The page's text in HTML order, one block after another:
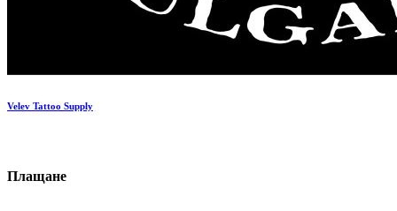
Velev Tattoo Supply
Плащане